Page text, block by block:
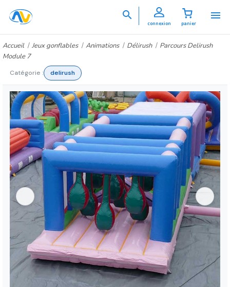

panier
connexion

Accueil Jeux gonflables Animations Délirush
Parcours Delirush
Module 7
Catégorie : delirush